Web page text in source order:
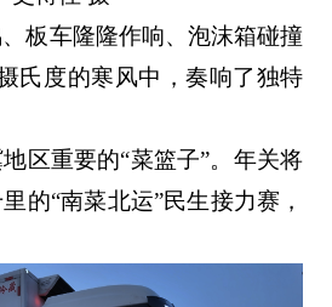
板车隆隆作响、泡沫箱碰撞
氏度的寒风中，奏响了独特
区重要的“菜篮子”。年关将
的“南菜北运”民生接力赛，